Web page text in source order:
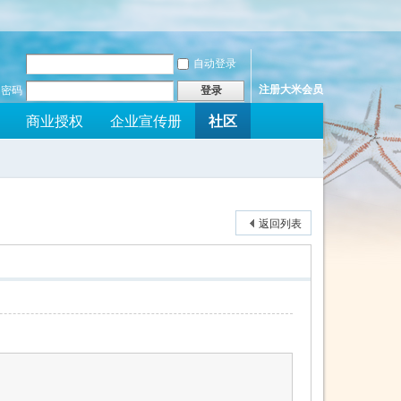
自动登录
密码
登录 注册大米会员
商业授权 企业宣传册 社区
返回列表